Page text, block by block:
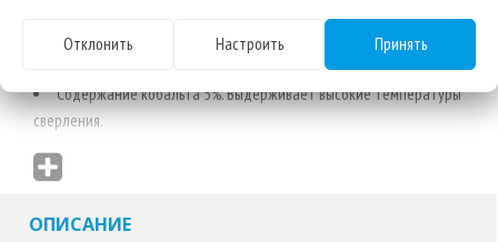
Угол режущей кромки 135° для улучшенного центрирования -
Содержание кобальта 5%. Выдерживает высокие температуры
сверления.
Сверла типа "N" со стандартным углом наклона канавки. Для
сверления высоколегированных сталей и металлов с пределом
кислотоупорные стали и нержавеющая сталь.
ОПИСАНИЕ
Отклонить Настроить Принять